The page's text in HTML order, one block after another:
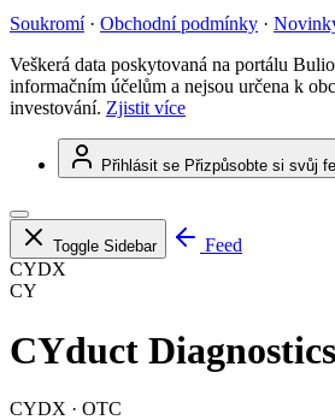
Soukromí · Obchodní podmínky ·
Veškerá data poskytovaná na portálu
informačním účelům a nejsou určena k
investování. Zjistit více
Přihlásit se Přizpůsobte si svůj
Toggle Sidebar
Feed
CYDX
CY
CYduct
CYDX · OTC